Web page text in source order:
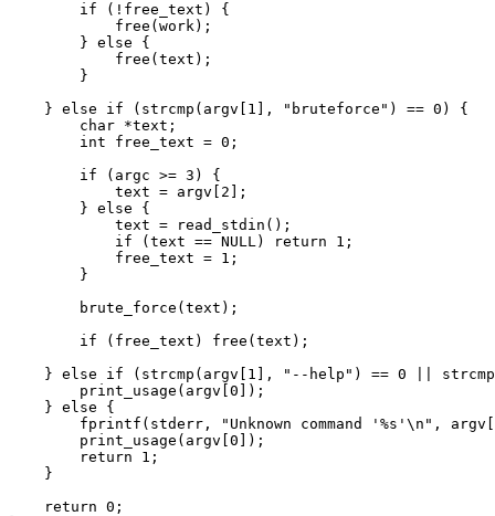
        if (!free_text) {
            free(work);
        } else {
            free(text);
        }
    } else if (strcmp(argv[1], "bruteforce") == 0) {
        char *text;
        int free_text = 0;
        if (argc >= 3) {
            text = argv[2];
        } else {
            text = read_stdin();
            if (text == NULL) return 1;
            free_text = 1;
        }
        brute_force(text);
        if (free_text) free(text);
} else if (strcmp(argv[1], "--help") == 0 ||
        print_usage(argv[0]);
    } else {
fprintf(stderr, "Unknown command '%s'\n",
        print_usage(argv[0]);
        return 1;
    }
    return 0;